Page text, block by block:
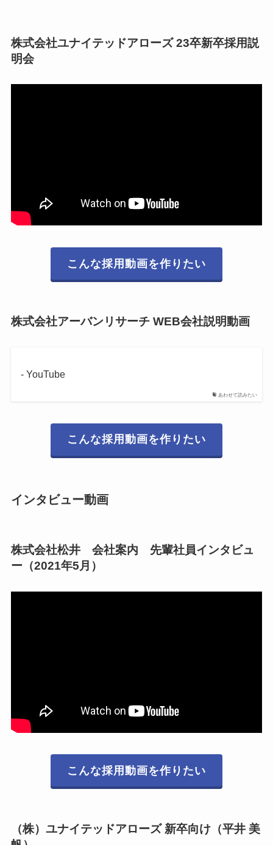
株式会社ユナイテッドアローズ 23卒新卒採用説
明会
こんな採用動画を作りたい
株式会社アーバンリサーチ WEB会社説明動画
あわせて読みたい
- YouTube
こんな採用動画を作りたい
インタビュー動画
株式会社松井 会社案内 先輩社員インタビュ
ー（2021年5月）
こんな採用動画を作りたい
（株）ユナイテッドアローズ 新卒向け（平井 美